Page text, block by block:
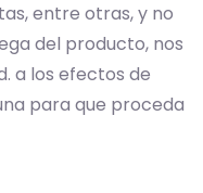
entre otras, y no
del producto, nos
a los efectos de
para que proceda